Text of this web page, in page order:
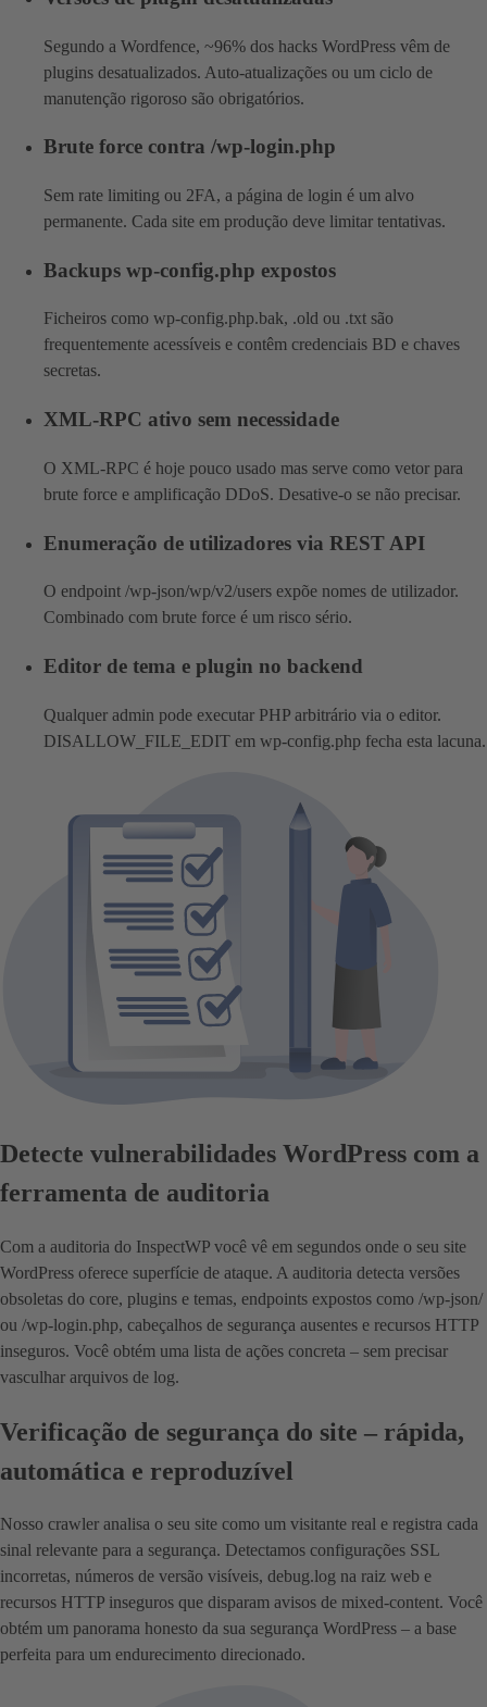
Segundo a Wordfence, ~96% dos hacks WordPress vêm de
plugins desatualizados. Auto-atualizações ou um ciclo de
manutenção rigoroso são obrigatórios.
Brute force contra /wp-login.php
Sem rate limiting ou 2FA, a página de login é um alvo
permanente. Cada site em produção deve limitar tentativas.
Backups wp-config.php expostos
Ficheiros como wp-config.php.bak, .old ou .txt são
frequentemente acessíveis e contêm credenciais BD e chaves
secretas.
XML-RPC ativo sem necessidade
O XML-RPC é hoje pouco usado mas serve como vetor para
brute force e amplificação DDoS. Desative-o se não precisar.
Enumeração de utilizadores via REST API
O endpoint /wp-json/wp/v2/users expõe nomes de utilizador.
Combinado com brute force é um risco sério.
Editor de tema e plugin no backend
Qualquer admin pode executar PHP arbitrário via o editor.
DISALLOW_FILE_EDIT em wp-config.php fecha esta lacuna.
Detecte vulnerabilidades WordPress com a
ferramenta de auditoria
Com a auditoria do InspectWP você vê em segundos onde o seu site
WordPress oferece superfície de ataque. A auditoria detecta versões
obsoletas do core, plugins e temas, endpoints expostos como /wp-json/
ou /wp-login.php, cabeçalhos de segurança ausentes e recursos HTTP
inseguros. Você obtém uma lista de ações concreta – sem precisar
vasculhar arquivos de log.
Verificação de segurança do site – rápida,
automática e reproduzível
Nosso crawler analisa o seu site como um visitante real e registra cada
sinal relevante para a segurança. Detectamos configurações SSL
incorretas, números de versão visíveis, debug.log na raiz web e
recursos HTTP inseguros que disparam avisos de mixed-content. Você
obtém um panorama honesto da sua segurança WordPress – a base
perfeita para um endurecimento direcionado.